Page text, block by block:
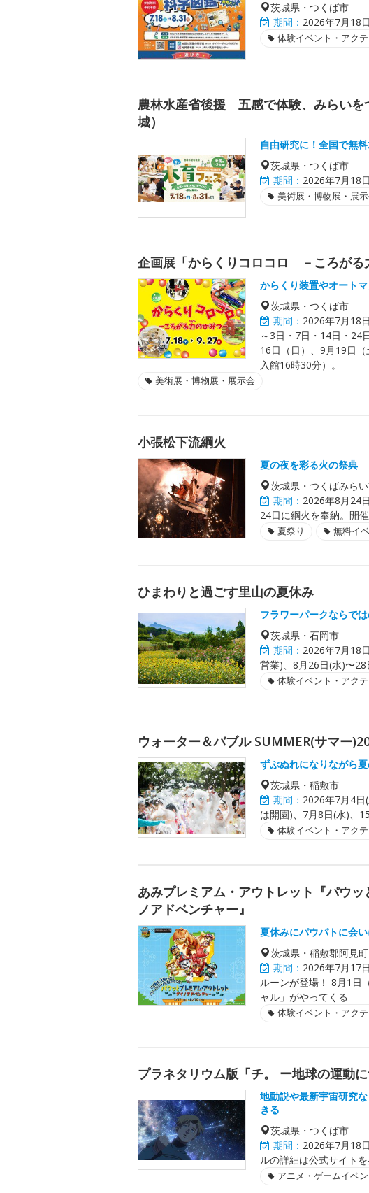
茨城県・つくば市
期間： 2026年7月18
体験イベント・アク
農林水産省後援 五感で体験、みらいを
城）
自由研究に！全国で無
茨城県・つくば市
期間： 2026年7月18
美術展・博物展・展
企画展「からくりコロコロ －ころがる
からくり装置やオートマ
茨城県・つくば市
期間： 2026年7月18
～3日・7日・14日・24
16日（日）、9月19日
入館16時30分）。
美術展・博物展・展示会
小張松下流綱火
夏の夜を彩る火の祭典
茨城県・つくばみら
期間： 2026年8月24
24日に綱火を奉納。開催
夏祭り 無料イ
ひまわりと過ごす里山の夏休み
フラワーパークならで
茨城県・石岡市
期間： 2026年7月18
営業)、8月26日(水)〜28
体験イベント・アク
ウォーター＆バブル SUMMER(サマー
ずぶぬれになりながら
茨城県・稲敷市
期間： 2026年7月4
は開園)、7月8日(水)、
体験イベント・アク
あみプレミアム・アウトレット『パウ
ノアドベンチャー』
夏休みにパウパトに会い
茨城県・稲敷郡阿見町
期間： 2026年7月17
ルーンが登場！ 8月1日
ャル」がやってくる
体験イベント・アク
プラネタリウム版「チ。 ー地球の運動
地動説や最新宇宙研究
きる
茨城県・つくば市
期間： 2026年7月18
ルの詳細は公式サイト
アニメ・ゲームイベン